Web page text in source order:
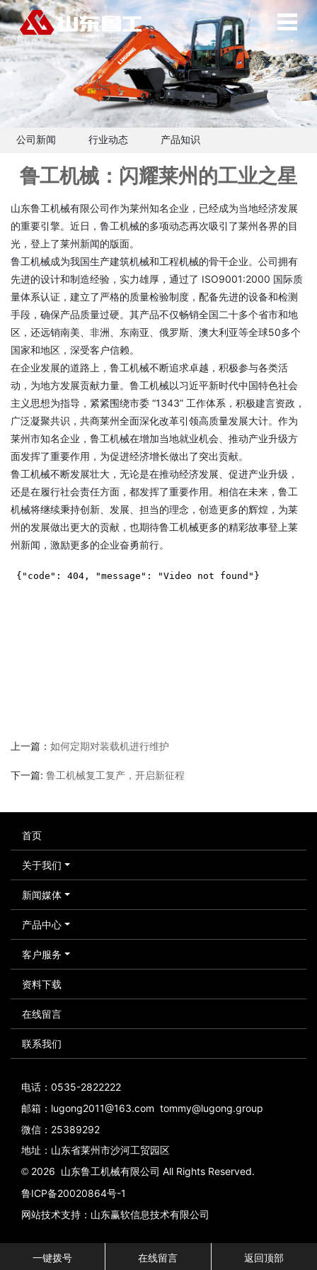
公司新闻 行业动态 产品知识
鲁工机械：闪耀莱州的工业之星
山东鲁工机械有限公司作为莱州知名企业，已经成为当地经济发展
的重要引擎。近日，鲁工机械的多项动态再次吸引了莱州各界的目
光，登上了莱州新闻的版面。
鲁工机械成为我国生产建筑机械和工程机械的骨干企业。公司拥有
先进的设计和制造经验，实力雄厚，通过了 ISO9001:2000 国际质
量体系认证，建立了严格的质量检验制度，配备先进的设备和检测
手段，确保产品质量过硬。其产品不仅畅销全国二十多个省市和地
区，还远销南美、非洲、东南亚、俄罗斯、澳大利亚等全球50多个
国家和地区，深受客户信赖。
在企业发展的道路上，鲁工机械不断追求卓越，积极参与各类活
动，为地方发展贡献力量。鲁工机械以习近平新时代中国特色社会
主义思想为指导，紧紧围绕市委 “1343” 工作体系，积极建言资政，
广泛凝聚共识，共商莱州全面深化改革引领高质量发展大计。作为
莱州市知名企业，鲁工机械在增加当地就业机会、推动产业升级方
面发挥了重要作用，为促进经济增长做出了突出贡献。
鲁工机械不断发展壮大，无论是在推动经济发展、促进产业升级，
还是在履行社会责任方面，都发挥了重要作用。相信在未来，鲁工
机械将继续秉持创新、发展、担当的理念，创造更多的辉煌，为莱
州的发展做出更大的贡献，也期待鲁工机械更多的精彩故事登上莱
州新闻，激励更多的企业奋勇前行。
上一篇： 如何定期对装载机进行维护
下一篇: 鲁工机械复工复产，开启新征程
一键拨号 在线留言 返回顶部
首页
关于我们
新闻媒体
产品中心
客户服务
资料下载
在线留言
联系我们
电话：0535-2822222
邮箱：lugong2011@163.com tommy@lugong.group
微信：25389292
地址：山东省莱州市沙河工贸园区
© 2026 山东鲁工机械有限公司 All Rights Reserved.
鲁ICP备20020864号-1
网站技术支持：山东赢软信息技术有限公司